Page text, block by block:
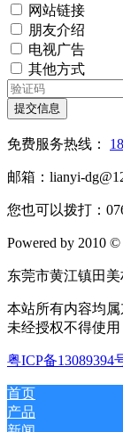
网站链接
朋友介绍
电视广告
其他方式
提交信息
免费服务热线：
邮箱：lianyi-
您也可以拨打：
Powered by 2010
东莞市黄江镇田美
本站所有内容均
未经授权不得使
粤ICP备13089394
首页
产品